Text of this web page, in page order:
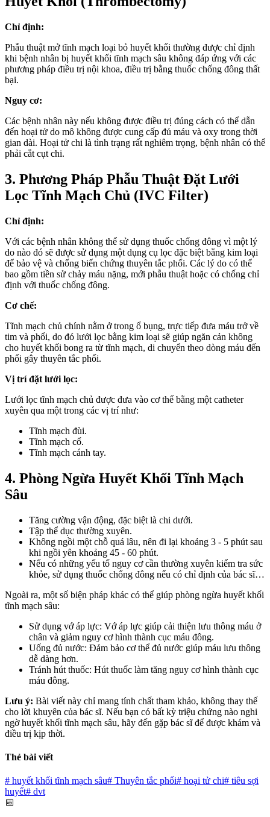
Chỉ định:
Phẫu thuật mở tĩnh mạch loại bỏ huyết khối thường được chỉ định
khi bệnh nhân bị huyết khối tĩnh mạch sâu không đáp ứng với các
phương pháp điều trị nội khoa, điều trị bằng thuốc chống đông thất
bại.
Nguy cơ:
Các bệnh nhân này nếu không được điều trị đúng cách có thể dẫn
đến hoại tử do mô không được cung cấp đủ máu và oxy trong thời
gian dài. Hoại tử chi là tình trạng rất nghiêm trọng, bệnh nhân có thể
phải cắt cụt chi.
3. Phương Pháp Phẫu Thuật Đặt Lưới
Lọc Tĩnh Mạch Chủ (IVC Filter)
Chỉ định:
Với các bệnh nhân không thể sử dụng thuốc chống đông vì một lý
do nào đó sẽ được sử dụng một dụng cụ lọc đặc biệt bằng kim loại
để bảo vệ và chống biến chứng thuyên tắc phổi. Các lý do có thể
bao gồm tiền sử chảy máu nặng, mới phẫu thuật hoặc có chống chỉ
định với thuốc chống đông.
Cơ chế:
Tĩnh mạch chủ chính nằm ở trong ổ bụng, trực tiếp đưa máu trở về
tim và phổi, do đó lưới lọc bằng kim loại sẽ giúp ngăn cản không
cho huyết khối bong ra từ tĩnh mạch, di chuyển theo dòng máu đến
phổi gây thuyên tắc phổi.
Vị trí đặt lưới lọc:
Lưới lọc tĩnh mạch chủ được đưa vào cơ thể bằng một catheter
xuyên qua một trong các vị trí như:
Tĩnh mạch đùi.
Tĩnh mạch cổ.
Tĩnh mạch cánh tay.
4. Phòng Ngừa Huyết Khối Tĩnh Mạch
Sâu
Tăng cường vận động, đặc biệt là chi dưới.
Tập thể dục thường xuyên.
Không ngồi một chỗ quá lâu, nên đi lại khoảng 3 - 5 phút sau
khi ngồi yên khoảng 45 - 60 phút.
Nếu có những yếu tố nguy cơ cần thường xuyên kiểm tra sức
khỏe, sử dụng thuốc chống đông nếu có chỉ định của bác sĩ…
Ngoài ra, một số biện pháp khác có thể giúp phòng ngừa huyết khối
tĩnh mạch sâu:
Sử dụng vớ áp lực: Vớ áp lực giúp cải thiện lưu thông máu ở
chân và giảm nguy cơ hình thành cục máu đông.
Uống đủ nước: Đảm bảo cơ thể đủ nước giúp máu lưu thông
dễ dàng hơn.
Tránh hút thuốc: Hút thuốc làm tăng nguy cơ hình thành cục
máu đông.
Lưu ý: Bài viết này chỉ mang tính chất tham khảo, không thay thế
cho lời khuyên của bác sĩ. Nếu bạn có bất kỳ triệu chứng nào nghi
ngờ huyết khối tĩnh mạch sâu, hãy đến gặp bác sĩ để được khám và
điều trị kịp thời.
Thẻ bài viết
# huyết khối tĩnh mạch sâu# Thuyên tắc phổi# hoại tử chi# tiêu sợi
huyết# dvt
📅